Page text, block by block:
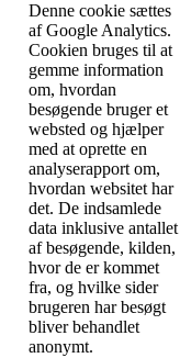
Denne cookie sættes
af Google Analytics.
Cookien bruges til at
gemme information
om, hvordan
besøgende bruger et
websted og hjælper
med at oprette en
analyserapport om,
hvordan websitet har
det. De indsamlede
data inklusive antallet
af besøgende, kilden,
hvor de er kommet
fra, og hvilke sider
brugeren har besøgt
bliver behandlet
anonymt.